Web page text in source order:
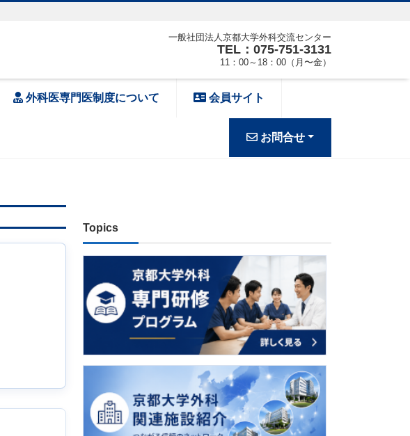
一般社団法人京都大学外科交流センター
TEL：075-751-3131
11：00～18：00（月〜金）
外科医専門医制度について 会員サイト
お問合せ
Topics